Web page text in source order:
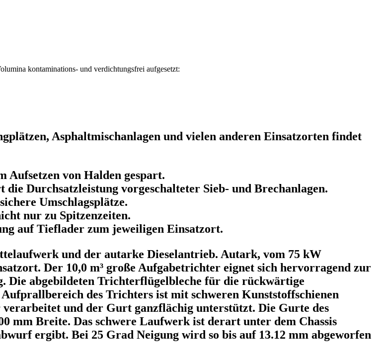
kontaminations- und verdichtungsfrei aufgesetzt:
Asphaltmischanlagen und vielen anderen Einsatzorten findet
Aufsetzen von Halden gespart.
Durchsatzleistung vorgeschalteter Sieb- und Brechanlagen.
Umschlagsplätze.
nur zu Spitzenzeiten.
auf Tieflader zum jeweiligen Einsatzort.
und der autarke Dieselantrieb. Autark, vom 75 kW
Der 10,0 m³ große Aufgabetrichter eignet sich hervorragend zur
Die abgebildeten Trichterflügelbleche für die rückwärtige
des Trichters ist mit schweren Kunststoffschienen
verarbeitet und der Gurt ganzflächig unterstützt. Die Gurte des
mm Breite. Das schwere Laufwerk ist derart unter dem Chassis
ergibt. Bei 25 Grad Neigung wird so bis auf 13.12 mm abgeworfen